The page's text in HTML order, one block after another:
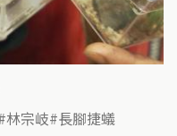
林宗岐 長腳捷蟻